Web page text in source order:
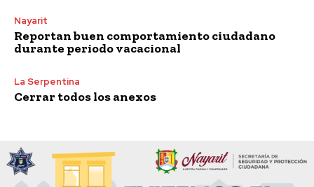
Nayarit
Reportan buen comportamiento ciudadano
durante periodo vacacional
La Serpentina
Cerrar todos los anexos